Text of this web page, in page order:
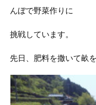
んぼで野菜作りに
挑戦しています。
先日、肥料を撒いて畝